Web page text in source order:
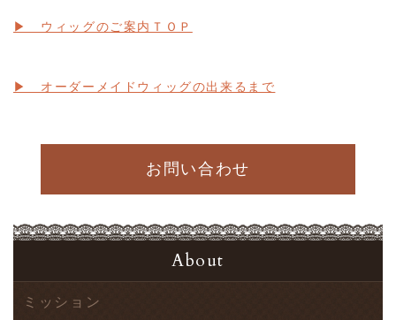
▶ ウィッグのご案内ＴＯＰ
▶ オーダーメイドウィッグの出来るまで
お問い合わせ
About
ミッション